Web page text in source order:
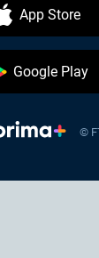
App Store
Google Play
©